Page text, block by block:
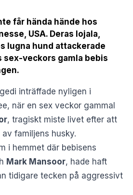
får hända hände hos
USA. Deras lojala,
lugna hund attackerade
sex-veckors gamla bebis
inträffade nyligen i
när en sex veckor gammal
, tragiskt miste livet efter att
familjens husky.
i hemmet där bebisens
Mark Mansoor, hade haft
tidigare tecken på aggressivt